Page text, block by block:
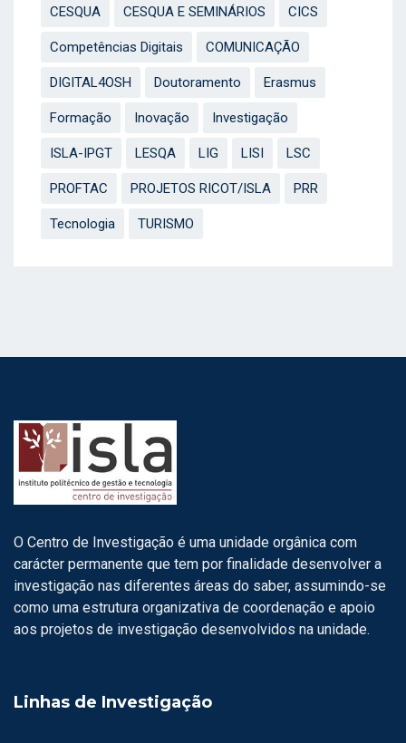
CESQUA CESQUA E SEMINÁRIOS CICS
Competências Digitais COMUNICAÇÃO
DIGITAL4OSH Doutoramento Erasmus
Formação Inovação Investigação
ISLA-IPGT LESQA LIG LISI LSC
PROFTAC PROJETOS RICOT/ISLA PRR
Tecnologia TURISMO
O Centro de Investigação é uma unidade orgânica com
carácter permanente que tem por finalidade desenvolver a
investigação nas diferentes áreas do saber, assumindo-se
como uma estrutura organizativa de coordenação e apoio
aos projetos de investigação desenvolvidos na unidade.
Linhas de Investigação